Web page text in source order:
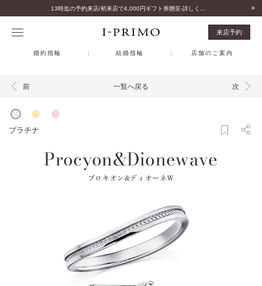
来店予約
婚約指輪 結婚指輪 店舗のご案内
前 一覧へ戻る 次
プラチナ
Procyon&Dionewave
プロキオン&ディオーネＷ